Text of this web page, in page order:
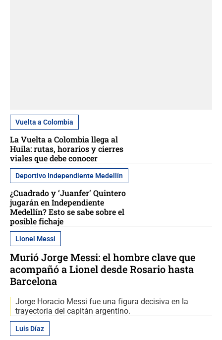
Vuelta a Colombia
La Vuelta a Colombia llega al
Huila: rutas, horarios y cierres
viales que debe conocer
Deportivo Independiente Medellín
¿Cuadrado y ‘Juanfer’ Quintero
jugarán en Independiente
Medellín? Esto se sabe sobre el
posible fichaje
Lionel Messi
Murió Jorge Messi: el hombre clave que
acompañó a Lionel desde Rosario hasta
Barcelona
Jorge Horacio Messi fue una figura decisiva en la
trayectoria del capitán argentino.
Luis Díaz